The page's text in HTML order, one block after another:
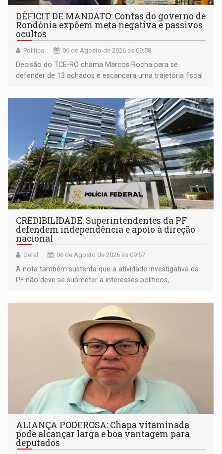
DÉFICIT DE MANDATO: Contas do governo de
Rondônia expõem meta negativa e passivos
ocultos
Política 06 de Agosto de 2026 às 09:58
Decisão do TCE-RO chama Marcos Rocha para se
defender de 13 achados e escancara uma trajetória fiscal
mandato
CREDIBILIDADE: Superintendentes da PF
defendem independência e apoio à direção
nacional
Geral 06 de Agosto de 2026 às 09:57
A nota também sustenta que a atividade investigativa da
PF não deve se submeter a interesses políticos,
ALIANÇA PODEROSA: Chapa vitaminada
pode alcançar larga e boa vantagem para
deputados